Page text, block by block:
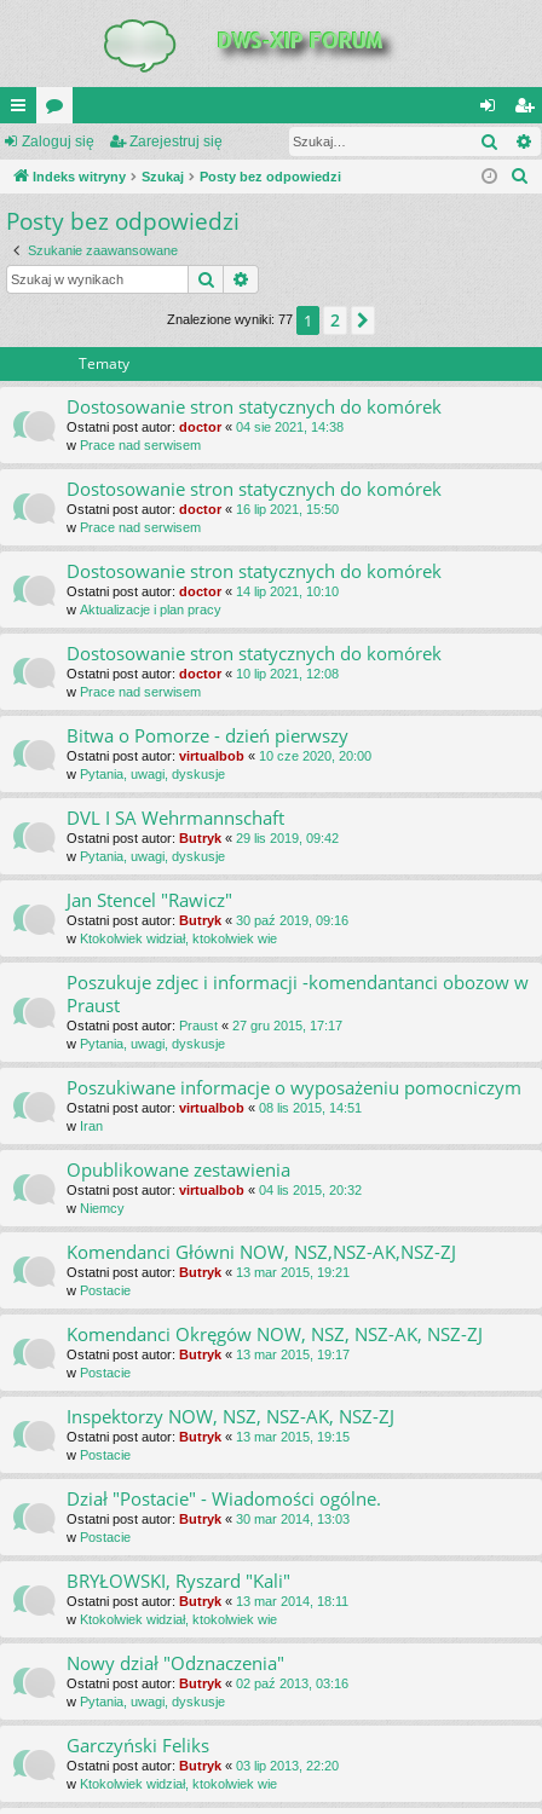
UI
C
K
_L
IN
or
a
al
og
ar
ej
Zaloguj się Zarejestruj się
Indeks witryny Szukaj Posty bez odpowiedzi
Posty bez odpowiedzi
Szukanie zaawansowane
Szukaj
Znalezione wyniki: 77 1 2
Tematy
Dostosowanie stron statycznych do komórek
Ostatni post autor: doctor« 04 sie 2021, 14:38
w Prace nad serwisem
Dostosowanie stron statycznych do komórek
Ostatni post autor: doctor« 16 lip 2021, 15:50
w Prace nad serwisem
Dostosowanie stron statycznych do komórek
Ostatni post autor: doctor« 14 lip 2021, 10:10
w Aktualizacje i plan pracy
Dostosowanie stron statycznych do komórek
Ostatni post autor: doctor« 10 lip 2021, 12:08
w Prace nad serwisem
Bitwa o Pomorze - dzień pierwszy
Ostatni post autor: virtualbob « 10 cze 2020, 20:00
w Pytania, uwagi, dyskusje
DVL I SA Wehrmannschaft
Ostatni post autor: Butryk « 29 lis 2019, 09:42
w Pytania, uwagi, dyskusje
Jan Stencel "Rawicz"
Ostatni post autor: Butryk « 30 paź 2019, 09:16
w Ktokolwiek widział, ktokolwiek wie
Poszukuje zdjec i informacji -komendantanci obozow w
Praust
Ostatni post autor: Praust « 27 gru 2015, 17:17
w Pytania, uwagi, dyskusje
Poszukiwane informacje o wyposażeniu pomocniczym
Ostatni post autor: virtualbob « 08 lis 2015, 14:51
w Iran
Opublikowane zestawienia
Ostatni post autor: virtualbob « 04 lis 2015, 20:32
w Niemcy
Komendanci Główni NOW, NSZ,NSZ-AK,NSZ-ZJ
Ostatni post autor: Butryk « 13 mar 2015, 19:21
w Postacie
Komendanci Okręgów NOW, NSZ, NSZ-AK, NSZ-ZJ
Ostatni post autor: Butryk « 13 mar 2015, 19:17
w Postacie
Inspektorzy NOW, NSZ, NSZ-AK, NSZ-ZJ
Ostatni post autor: Butryk « 13 mar 2015, 19:15
w Postacie
Dział "Postacie" - Wiadomości ogólne.
Ostatni post autor: Butryk « 30 mar 2014, 13:03
w Postacie
BRYŁOWSKI, Ryszard "Kali"
Ostatni post autor: Butryk « 13 mar 2014, 18:11
w Ktokolwiek widział, ktokolwiek wie
Nowy dział "Odznaczenia"
Ostatni post autor: Butryk « 02 paź 2013, 03:16
w Pytania, uwagi, dyskusje
Garczyński Feliks
Ostatni post autor: Butryk « 03 lip 2013, 22:20
w Ktokolwiek widział, ktokolwiek wie